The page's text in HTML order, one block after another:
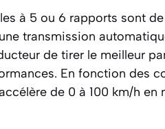
à 5 ou 6 rapports sont
transmission
de tirer le meilleur
En fonction des
de 0 à 100 km/h